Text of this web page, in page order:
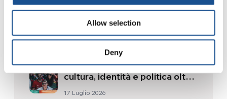
Allow selection
Deny
Festival Re-Imagine Peace, da
Firenze un inno alla pace
24 Luglio 2026
Come Toronto vive i Mondiali:
cultura, identità e politica oltre
il campo
17 Luglio 2026